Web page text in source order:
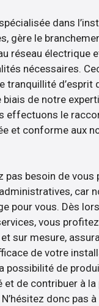
dans
gère le
réseau électrique
nécessaires.
tranquillité d’esprit
biais de notre
effectuons le
et conforme aux
pas besoin de
car
pour vous. Dès
vous profitez
sur mesure,
de votre
possibilité de
et de contribuer à
donc pas